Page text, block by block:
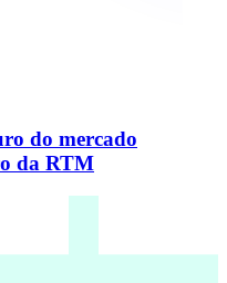
do mercado
da RTM